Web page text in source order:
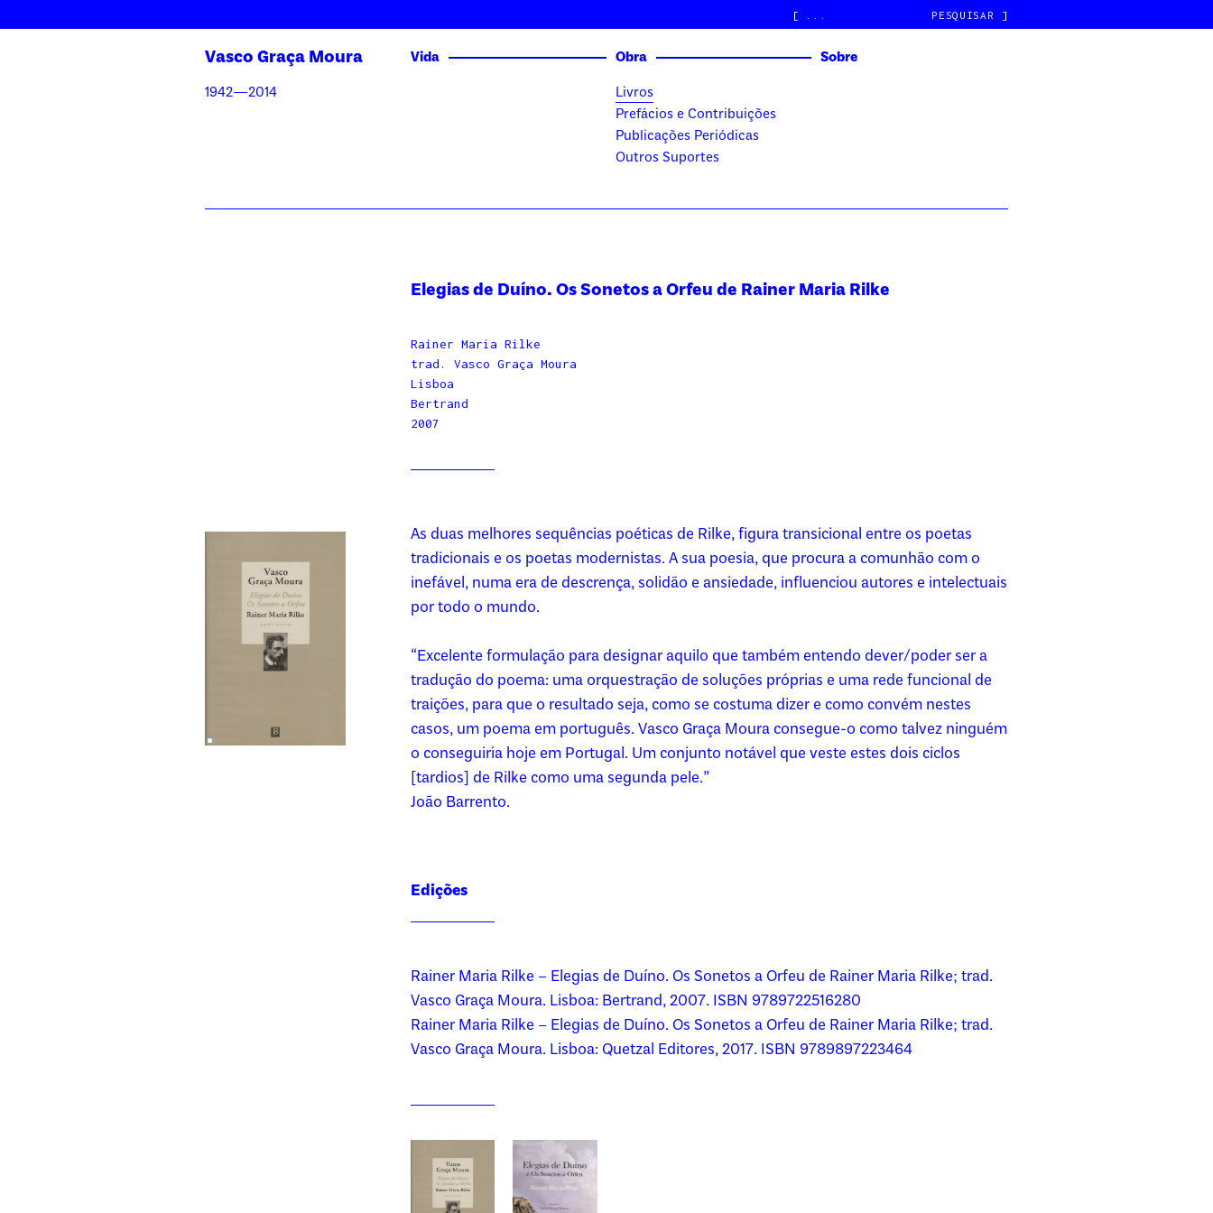
[ ]
Vasco Graça Moura
1942—2014
Vida
Obra
Livros
Prefácios e Contribuições
Publicações Periódicas
Outros Suportes
Sobre
Elegias de Duíno. Os Sonetos a Orfeu de Rainer Maria Rilke
Rainer Maria Rilke
trad. Vasco Graça Moura
Lisboa
Bertrand
2007
As duas melhores sequências poéticas de Rilke, figura transicional entre os poetas
tradicionais e os poetas modernistas. A sua poesia, que procura a comunhão com o
inefável, numa era de descrença, solidão e ansiedade, influenciou autores e intelectuais
por todo o mundo.
“Excelente formulação para designar aquilo que também entendo dever/poder ser a
tradução do poema: uma orquestração de soluções próprias e uma rede funcional de
traições, para que o resultado seja, como se costuma dizer e como convém nestes
casos, um poema em português. Vasco Graça Moura consegue-o como talvez ninguém
o conseguiria hoje em Portugal. Um conjunto notável que veste estes dois ciclos
[tardios] de Rilke como uma segunda pele.”
João Barrento.
Edições
Rainer Maria Rilke – Elegias de Duíno. Os Sonetos a Orfeu de Rainer Maria Rilke; trad.
Vasco Graça Moura. Lisboa: Bertrand, 2007. ISBN 9789722516280
Rainer Maria Rilke – Elegias de Duíno. Os Sonetos a Orfeu de Rainer Maria Rilke; trad.
Vasco Graça Moura. Lisboa: Quetzal Editores, 2017. ISBN 9789897223464